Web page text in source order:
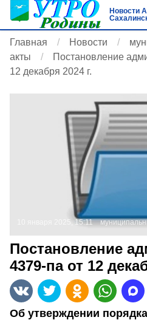
Новости
Главная Новости
акты
Постановление
12 декабря 2024 г.
10 января 2025, 15:11
Постановление
4379-па от 12
Об утверждении